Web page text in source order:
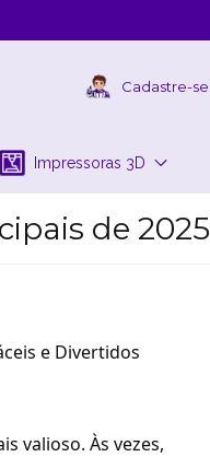
Cadastre-se
Impressoras 3D
de 2025
e Divertidos
valioso. Às vezes,